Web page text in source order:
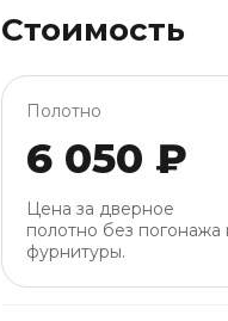
Стоимость
Полотно
6 050 ₽
Цена за дверное
полотно без погонажа
фурнитуры.